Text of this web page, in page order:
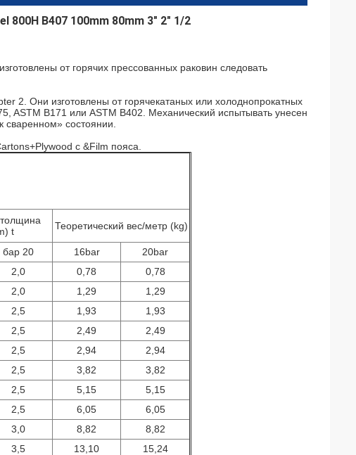
800H B407 100mm 80mm 3" 2" 1/2
от горячих прессованных раковин следовать
2. Они изготовлены от горячекатаных или холоднопрокатных
ASTM B171 или ASTM B402. Механический испытывать унесен
сваренном» состоянии.
с &Film пояса.
t
Теоретический вес/метр (kg)
бар 20 16bar
20bar
2,0 0,78
0,78
2,0 1,29
1,29
2,5 1,93
1,93
2,5 2,49
2,49
2,5 2,94
2,94
2,5 3,82
3,82
2,5 5,15
5,15
2,5 6,05
6,05
3,0 8,82
8,82
3,5 13,10
15,24